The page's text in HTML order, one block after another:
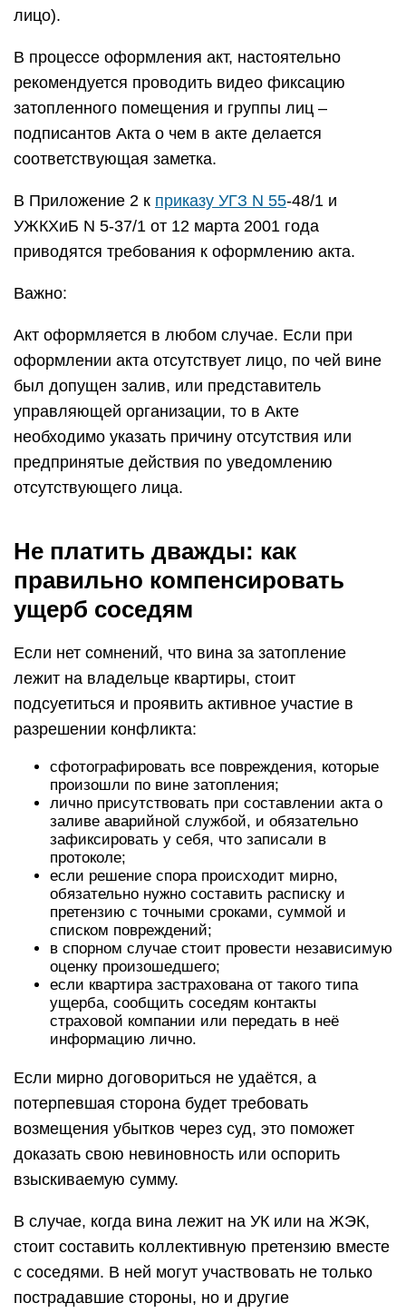
лицо).
В процессе оформления акт, настоятельно
рекомендуется проводить видео фиксацию
затопленного помещения и группы лиц –
подписантов Акта о чем в акте делается
соответствующая заметка.
В Приложение 2 к приказу УГЗ N 55-48/1 и
УЖКХиБ N 5-37/1 от 12 марта 2001 года
приводятся требования к оформлению акта.
Важно:
Акт оформляется в любом случае. Если при
оформлении акта отсутствует лицо, по чей вине
был допущен залив, или представитель
управляющей организации, то в Акте
необходимо указать причину отсутствия или
предпринятые действия по уведомлению
отсутствующего лица.
Не платить дважды: как
правильно компенсировать
ущерб соседям
Если нет сомнений, что вина за затопление
лежит на владельце квартиры, стоит
подсуетиться и проявить активное участие в
разрешении конфликта:
сфотографировать все повреждения, которые
произошли по вине затопления;
лично присутствовать при составлении акта о
заливе аварийной службой, и обязательно
зафиксировать у себя, что записали в
протоколе;
если решение спора происходит мирно,
обязательно нужно составить расписку и
претензию с точными сроками, суммой и
списком повреждений;
в спорном случае стоит провести независимую
оценку произошедшего;
если квартира застрахована от такого типа
ущерба, сообщить соседям контакты
страховой компании или передать в неё
информацию лично.
Если мирно договориться не удаётся, а
потерпевшая сторона будет требовать
возмещения убытков через суд, это поможет
доказать свою невиновность или оспорить
взыскиваемую сумму.
В случае, когда вина лежит на УК или на ЖЭК,
стоит составить коллективную претензию вместе
с соседями. В ней могут участвовать не только
пострадавшие стороны, но и другие